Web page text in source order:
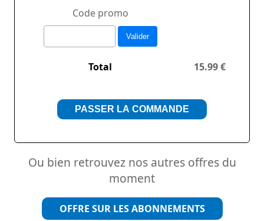
Code promo
Valider
Total 15.99 €
PASSER LA COMMANDE
Ou bien retrouvez nos autres offres du
moment
OFFRE SUR LES ABONNEMENTS